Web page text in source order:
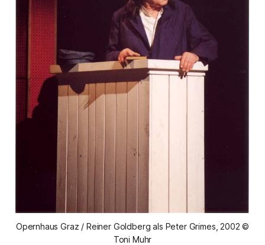
Opernhaus Graz / Reiner Goldberg als Peter Grimes, 2002 ©
Toni Muhr